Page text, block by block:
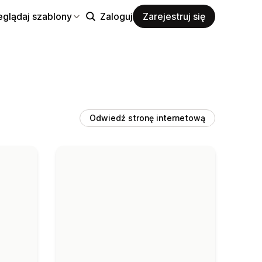
szablony Zaloguj Zarejestruj się
Odwiedź stronę internetową